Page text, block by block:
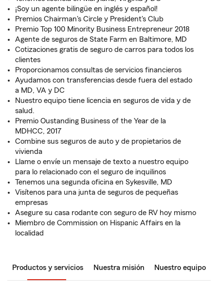
¡Soy un agente bilingüe en inglés y español!
Premios Chairman's Circle y President's Club
Premio Top 100 Minority Business Entrepreneur 2018
Agente de seguros de State Farm en Baltimore, MD
Cotizaciones gratis de seguro de carros para todos los
clientes
Proporcionamos consultas de servicios financieros
Ayudamos con transferencias desde fuera del estado
a MD, VA y DC
Nuestro equipo tiene licencia en seguros de vida y de
salud.
Premio Oustanding Business of the Year de la
MDHCC, 2017
Combine sus seguros de auto y de propietarios de
vivienda
Llame o envíe un mensaje de texto a nuestro equipo
para lo relacionado con el seguro de inquilinos
Tenemos una segunda oficina en Sykesville, MD
Visítenos para una junta de seguros de pequeñas
empresas
Asegure su casa rodante con seguro de RV hoy mismo
Miembro de Commission on Hispanic Affairs en la
localidad
Productos y servicios Nuestra misión Nuestro equipo